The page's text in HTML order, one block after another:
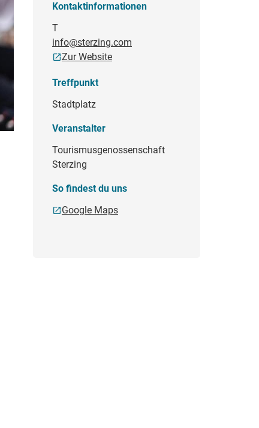
Kontaktinformationen
T
info@sterzing.com
Zur Website
Treffpunkt
Stadtplatz
Veranstalter
Tourismusgenossenschaft
Sterzing
So findest du uns
Google Maps